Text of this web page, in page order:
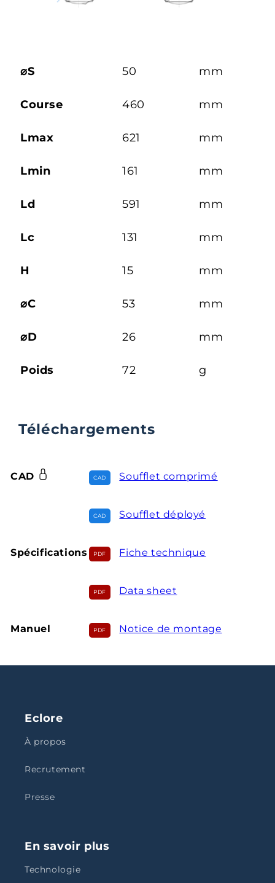
⌀S 50 mm
Course 460 mm
Lmax 621 mm
Lmin 161 mm
Ld 591 mm
Lc 131 mm
H 15 mm
⌀C 53 mm
⌀D 26 mm
Poids 72 g
Téléchargements
CAD Soufflet comprimé
Soufflet déployé
Spécifications Fiche technique
Data sheet
Manuel Notice de montage
Eclore
À propos
Recrutement
Presse
En savoir plus
Technologie